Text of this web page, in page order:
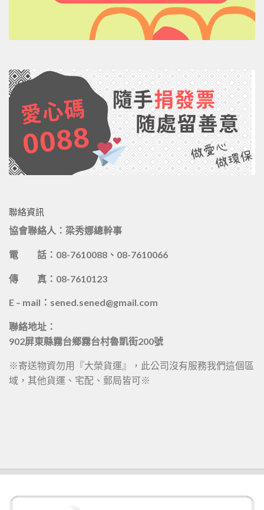
聯絡資訊
協會聯絡人：梁秀娜總幹事
電 話：08-7610088、08-7610066
傳 真：08-7610123
E – mail：sened.sened@gmail.com
聯絡地址：
902屏東縣霧台鄉霧台村魯凱街200號
※寄送物資勿用『大榮貨運』，此公司沒有服務我們這個區
域，其他貨運、宅配、郵局皆可※